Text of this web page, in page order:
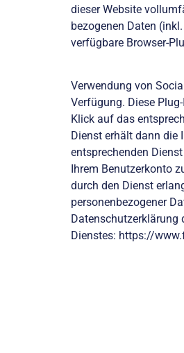
dieser Website
bezogenen Daten
verfügbare Browser-
Verwendung von
Verfügung. Diese
Klick auf das
Dienst erhält dann die
entsprechenden
Ihrem Benutzerkonto
durch den Dienst
personenbezogener
Datenschutzerklärung
Dienstes: https://